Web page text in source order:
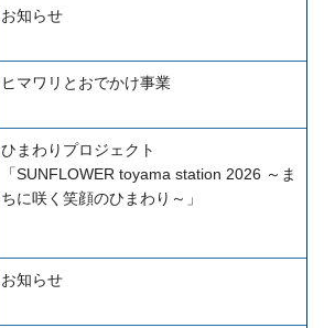
お知らせ
ヒマワリとおでかけ事業
ひまわりプロジェクト
「SUNFLOWER toyama station 2026 ～ま
ちに咲く笑顔のひまわり～」
お知らせ